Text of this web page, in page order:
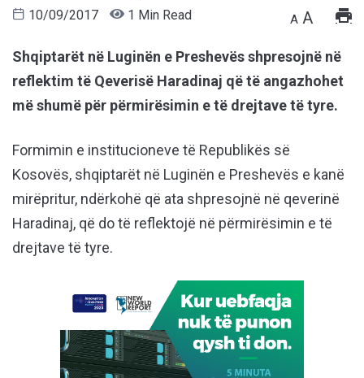
10/09/2017 1 Min Read A A
Shqiptarët në Luginën e Preshevës shpresojnë në
reflektim të Qeverisë Haradinaj që të angazhohet
më shumë për përmirësimin e të drejtave të tyre.
Formimin e institucioneve të Republikës së
Kosovës, shqiptarët në Luginën e Preshevës e kanë
mirëpritur, ndërkohë që ata shpresojnë në qeverinë
Haradinaj, që do të reflektojë në përmirësimin e të
drejtave të tyre.